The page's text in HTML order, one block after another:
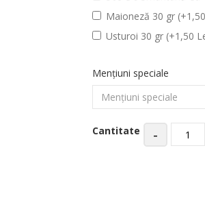
Maioneză 30 gr
Usturoi 30 gr (+1,50
Mențiuni speciale
Cantitate -